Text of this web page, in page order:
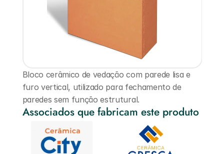
Associados que fabricam este produto
Bloco cerâmico de vedação com parede lisa e
furo vertical, utilizado para fechamento de
paredes sem função estrutural.